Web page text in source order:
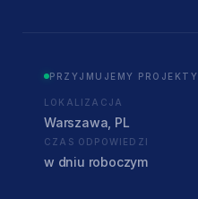
PRZYJMUJEMY PROJEKTY
LOKALIZACJA
Warszawa, PL
CZAS ODPOWIEDZI
w dniu roboczym